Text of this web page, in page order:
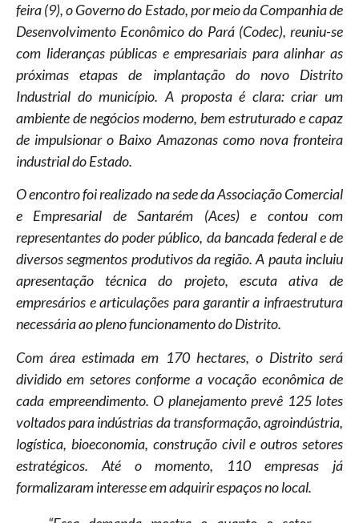
feira (9), o Governo do Estado, por meio da Companhia de
Desenvolvimento Econômico do Pará (Codec), reuniu-se
com lideranças públicas e empresariais para alinhar as
próximas etapas de implantação do novo Distrito
Industrial do município. A proposta é clara: criar um
ambiente de negócios moderno, bem estruturado e capaz
de impulsionar o Baixo Amazonas como nova fronteira
industrial do Estado.
O encontro foi realizado na sede da Associação Comercial
e Empresarial de Santarém (Aces) e contou com
representantes do poder público, da bancada federal e de
diversos segmentos produtivos da região. A pauta incluiu
apresentação técnica do projeto, escuta ativa de
empresários e articulações para garantir a infraestrutura
necessária ao pleno funcionamento do Distrito.
Com área estimada em 170 hectares, o Distrito será
dividido em setores conforme a vocação econômica de
cada empreendimento. O planejamento prevê 125 lotes
voltados para indústrias da transformação, agroindústria,
logística, bioeconomia, construção civil e outros setores
estratégicos. Até o momento, 110 empresas já
formalizaram interesse em adquirir espaços no local.